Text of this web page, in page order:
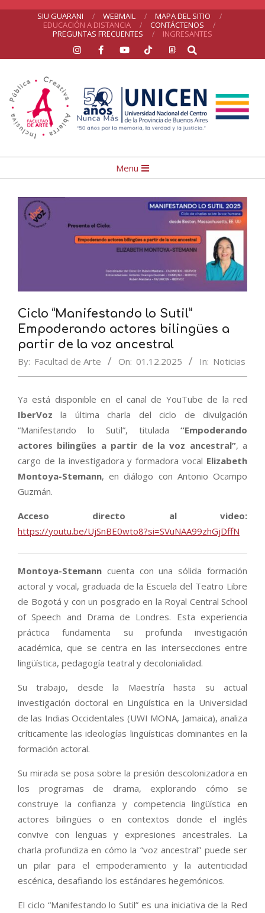
SIU GUARANI WEBMAIL
MAPA DEL SITIO
EDUCACIÓN A DISTANCIA
CONTÁCTENOS
PREGUNTAS FRECUENTES
INGRESANTES
Search
UNICEN
Navigation
Menu
Menu
Ciclo “Manifestando lo Sutil”
Empoderando actores bilingües a
partir de la voz ancestral
By: Facultad de Arte On: 01.12.2025 In: Noticias
Ya está disponible en el canal de YouTube de la red
IberVoz la última charla del ciclo de divulgación
“Manifestando lo Sutil”, titulada “Empoderando
actores bilingües a partir de la voz ancestral”, a
cargo de la investigadora y formadora vocal Elizabeth
Montoya-Stemann, en diálogo con Antonio Ocampo
Guzmán.
Acceso directo al video:
https://youtu.be/UjSnBE0wto8?si=SVuNAA99zhGjDffN
Montoya-Stemann cuenta con una sólida formación
actoral y vocal, graduada de la Escuela del Teatro Libre
de Bogotá y con un posgrado en la Royal Central School
of Speech and Drama de Londres. Esta experiencia
práctica fundamenta su profunda investigación
académica, que se centra en las intersecciones entre
lingüística, pedagogía teatral y decolonialidad.
Su trabajo, desde la Maestría hasta su actual
investigación doctoral en Lingüística en la Universidad
de las Indias Occidentales (UWI MONA, Jamaica), analiza
críticamente las ideologías lingüísticas dominantes en la
formación actoral.
Su mirada se posa sobre la presión descolonizadora en
los programas de drama, explorando cómo se
construye la confianza y competencia lingüística en
actores bilingües o en contextos donde el inglés
convive con lenguas y expresiones ancestrales. La
charla profundiza en cómo la “voz ancestral” puede ser
un pilar para el empoderamiento y la autenticidad
escénica, desafiando los estándares hegemónicos.
El ciclo “Manifestando lo Sutil” es una iniciativa de la Red